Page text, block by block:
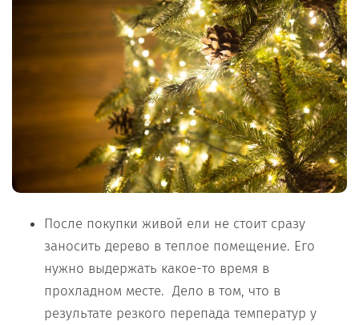
После покупки живой ели не стоит сразу
заносить дерево в теплое помещение. Его
нужно выдержать какое-то время в
прохладном месте. Дело в том, что в
результате резкого перепада температур у